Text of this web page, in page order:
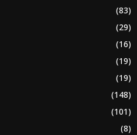
(83)
(29)
(16)
(19)
(19)
(148)
(101)
(8)